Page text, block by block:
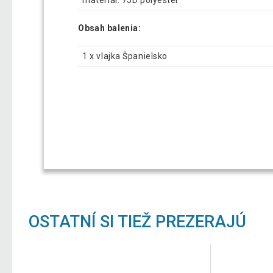
Obsah balenia:
1 x vlajka Španielsko
OSTATNÍ SI TIEŽ PREZERAJÚ